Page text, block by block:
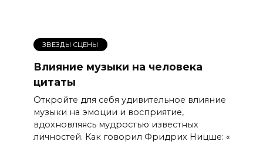
ЗВЕЗДЫ СЦЕНЫ
Влияние музыки на человека
цитаты
Откройте для себя удивительное влияние
музыки на эмоции и восприятие,
вдохновляясь мудростью известных
личностей. Как говорил Фридрих Ницше: «